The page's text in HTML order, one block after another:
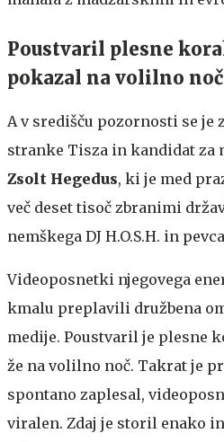
Poustvaril plesne
pokazal na volilno noč
A v središču pozornosti se je
stranke Tisza in kandidat za
Zsolt Hegedus, ki je med
več deset tisoč zbranimi
nemškega DJ H.O.S.H. in
Videoposnetki njegovega
kmalu preplavili družbena
medije. Poustvaril je plesne
že na volilno noč. Takrat je
spontano zaplesal,
viralen. Zdaj je storil enako